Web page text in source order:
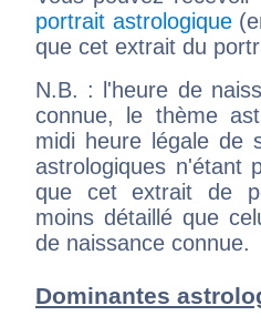
portrait astrologique
que cet extrait du
N.B. : l'heure de
connue, le thème
midi heure légale de
astrologiques n'étant
que cet extrait de
moins détaillé que
de naissance connue.
Dominantes